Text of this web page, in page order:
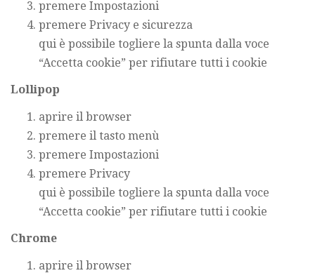
premere Impostazioni
premere Privacy e sicurezza
qui è possibile togliere la spunta dalla voce
“Accetta cookie” per rifiutare tutti i cookie
Lollipop
aprire il browser
premere il tasto menù
premere Impostazioni
premere Privacy
qui è possibile togliere la spunta dalla voce
“Accetta cookie” per rifiutare tutti i cookie
Chrome
aprire il browser